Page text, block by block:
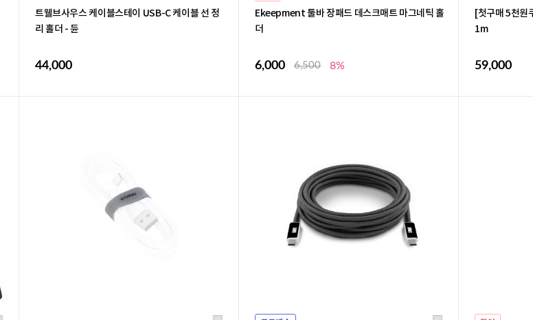
트웰브사우스 케이블스테이 USB-C 케이블 선 정
리 홀더 - 듄
44,000
Ekeepment 툴바 장패드 데스크매트 마그네틱 홀
더
6,000 6,500 8%
[첫구매 5천원
1m
59,000